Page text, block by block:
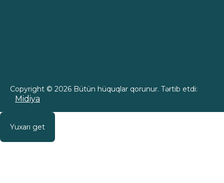
Copyright © 2026 Bütün hüquqlar qorunur. Tərtib etdi:
Midiya
Yuxarı get